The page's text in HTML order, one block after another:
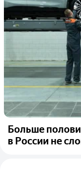
Больше
в России не